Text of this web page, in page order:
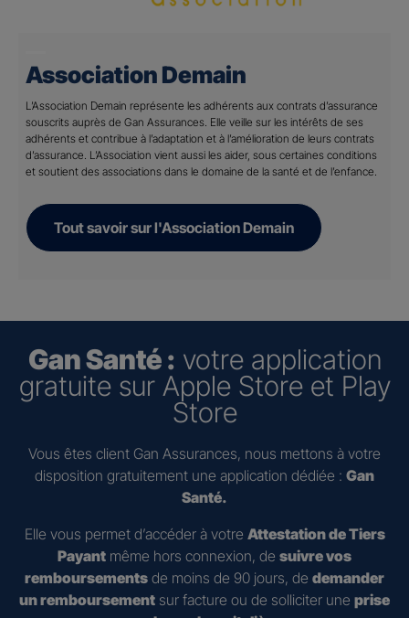
Association Demain
L’Association Demain représente les adhérents aux contrats d’assurance
souscrits auprès de Gan Assurances. Elle veille sur les intérêts de ses
adhérents et contribue à l’adaptation et à l’amélioration de leurs contrats
d’assurance. L’Association vient aussi les aider, sous certaines conditions
et soutient des associations dans le domaine de la santé et de l’enfance.
Tout savoir sur l'Association Demain
Gan Santé : votre application
gratuite sur Apple Store et Play
Store
Vous êtes client Gan Assurances, nous mettons à votre
disposition gratuitement une application dédiée : Gan
Santé.
Elle vous permet d’accéder à votre Attestation de Tiers
Payant même hors connexion, de suivre vos
remboursements de moins de 90 jours, de demander
un remboursement sur facture ou de solliciter une prise